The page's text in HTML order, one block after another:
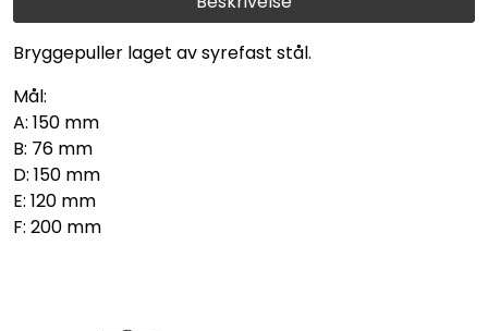
Bryggepuller laget av syrefast stål.
Mål:
A: 150 mm
B: 76 mm
D: 150 mm
E: 120 mm
F: 200 mm